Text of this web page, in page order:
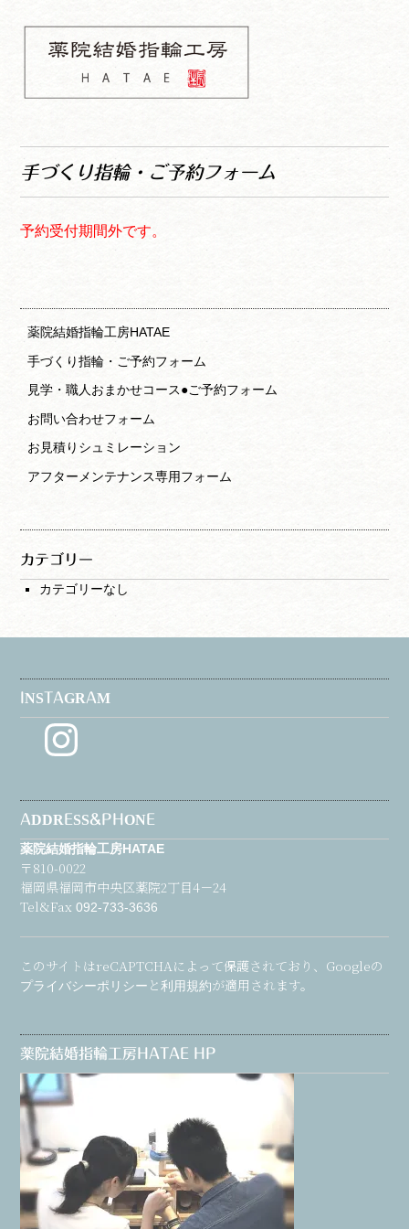
ン
ツ
キ
ッ
ビ
シ
へ
ス
ッ
プ
HATAE 予約フォーム
手づくり指輪・ご予約フォーム
予約受付期間外です。
薬院結婚指輪工房HATAE
手づくり指輪・ご予約フォーム
見学・職人おまかせコース●ご予約フォーム
お問い合わせフォーム
お見積りシュミレーション
アフターメンテナンス専用フォーム
カテゴリー
カテゴリーなし
INSTAGRAM
Instagram
ADDRESS&PHONE
薬院結婚指輪工房HATAE
〒810-0022
福岡県福岡市中央区薬院2丁目4－24
Tel&Fax092-733-3636
このサイトはreCAPTCHAによって保護されており、Googleの
プライバシーポリシー と利用規約が適用されます。
薬院結婚指輪工房HATAE HP